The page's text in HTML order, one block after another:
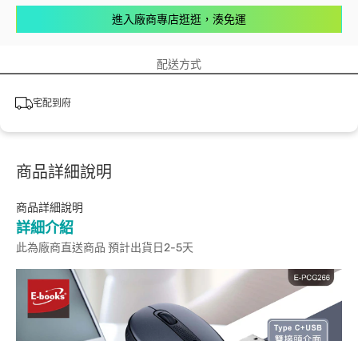
進入廠商專店逛逛，湊免運
配送方式
宅配到府
商品詳細說明
商品詳細說明
詳細介紹
此為廠商直送商品 預計出貨日2-5天